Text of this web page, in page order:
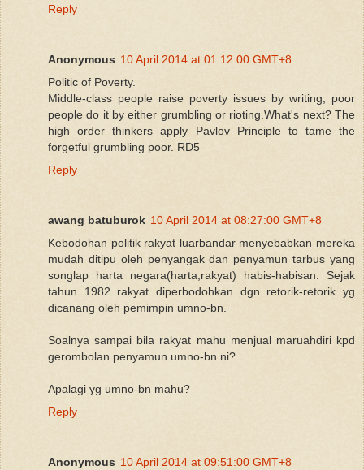
Reply
Anonymous 10 April 2014 at 01:12:00 GMT+8
Politic of Poverty.
Middle-class people raise poverty issues by writing; poor
people do it by either grumbling or rioting.What's next? The
high order thinkers apply Pavlov Principle to tame the
forgetful grumbling poor. RD5
Reply
awang batuburok 10 April 2014 at 08:27:00 GMT+8
Kebodohan politik rakyat luarbandar menyebabkan mereka
mudah ditipu oleh penyangak dan penyamun tarbus yang
songlap harta negara(harta,rakyat) habis-habisan. Sejak
tahun 1982 rakyat diperbodohkan dgn retorik-retorik yg
dicanang oleh pemimpin umno-bn.
Soalnya sampai bila rakyat mahu menjual maruahdiri kpd
gerombolan penyamun umno-bn ni?
Apalagi yg umno-bn mahu?
Reply
Anonymous 10 April 2014 at 09:51:00 GMT+8